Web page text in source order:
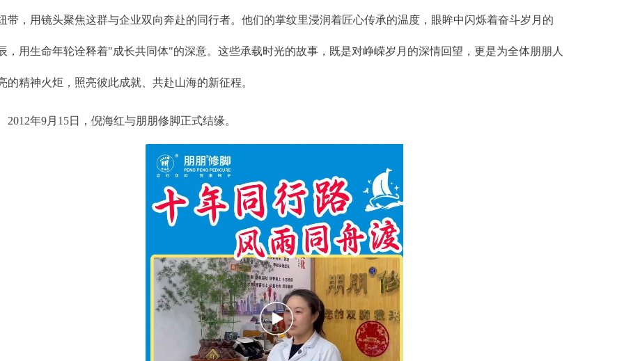
带，用镜头聚焦这群与企业双向奔赴的同行者。他们的掌纹里浸润着匠心传承的温度，眼眸中闪烁着奋斗岁月的
，用生命年轮诠释着"成长共同体"的深意。这些承载时光的故事，既是对峥嵘岁月的深情回望，更是为全体朋朋人
的精神火炬，照亮彼此成就、共赴山海的新征程。
2012年9月15日，倪海红与朋朋修脚正式结缘。